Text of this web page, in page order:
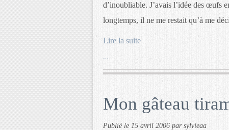
d’inoubliable. J’avais l’idée des œufs
longtemps, il ne me restait qu’à me
Lire la suite
Mon gâteau
Publié le 15 avril 2006 par sylvieaa